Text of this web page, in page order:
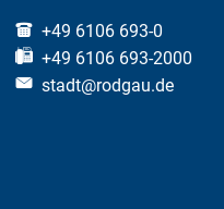
+49 6106 693-0
+49 6106 693-2000
stadt@rodgau.de